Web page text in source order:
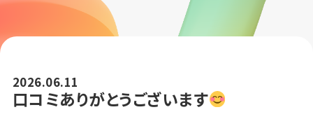
2026.06.11
口コミありがとうございます